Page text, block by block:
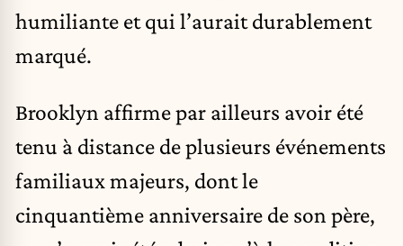
humiliante et qui l’aurait durablement
marqué.
Brooklyn affirme par ailleurs avoir été
tenu à distance de plusieurs événements
familiaux majeurs, dont le
cinquantième anniversaire de son père,